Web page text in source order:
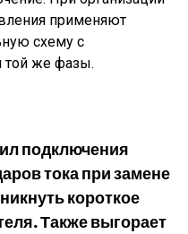
применяют
схему с
той же фазы.
подключения
тока при замене
короткое
Также выгорает